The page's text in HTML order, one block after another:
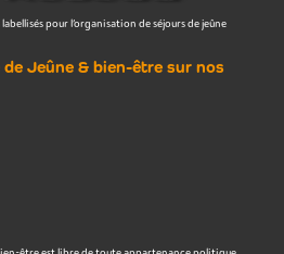
pour l’organisation de séjours de jeûne
Jeûne & bien-être sur nos